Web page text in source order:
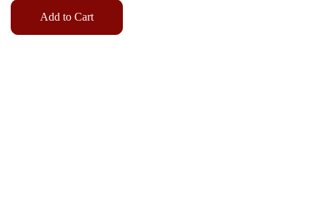
Add to Cart